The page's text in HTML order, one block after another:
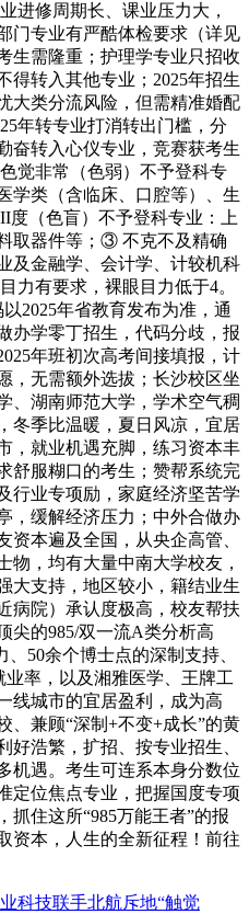
进修周期长、课业压力大，
门专业有严酷体检要求（详见
生需隆重；护理学专业只招收
得转入其他专业；2025年招生
大类分流风险，但需精准婚配
年转专业打消转出门槛，分
奋转入心仪专业，竞赛获考生
觉非常（色弱）不予登科专
学类（含临床、口腔等）、生
（色盲）不予登科专业：上
取器件等；③ 不克不及精确
及金融学、会计学、计较机科
力有要求，裸眼目力低于4。
2025年省教育发布为准，通
办学零丁招生，代码分歧，报
年班初次高考间接填报，计
，无需额外选拔；长沙校区坐
、湖南师范大学，学术空气稠
冬季比温暖，夏日风凉，宜居
，就业机遇充脚，练习资本丰
舒服糊口的考生；赞帮系统完
行业专项励，家庭经济坚苦学
，缓解经济压力；中外合做办
资本遍及全国，从央企高管、
物，均有大量中南大学校友，
大支持，地区较小，籍结业生
病院）承认度极高，校友帮扶
尖的985/双一流A类分析高
50余个博士点的深制支持、
业率，以及湘雅医学、王牌工
线城市的宜居盈利，成为高
、兼顾“深制+不变+成长”的黄
好浩繁，扩招、按专业招生、
机遇。考生可连系本身分数位
定位焦点专业，把握国度专项
抓住这所“985万能王者”的报
资本，人生的全新征程！前往
科技联手北航斥地“触觉